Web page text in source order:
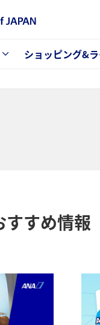
ショッピング&
すすめ情報